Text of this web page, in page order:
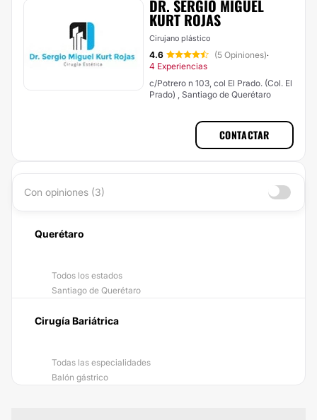
DR. SERGIO MIGUEL
KURT ROJAS
Cirujano plástico
4.6 (5 Opiniones)·
4 Experiencias
c/Potrero n 103, col El Prado. (Col. El
Prado) , Santiago de Querétaro
CONTACTAR
Con opiniones (3)
Querétaro
Todos los estados
Santiago de Querétaro
Cirugía Bariátrica
Todas las especialidades
Balón gástrico